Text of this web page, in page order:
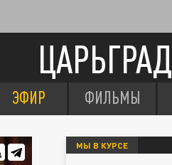
ЦАРЬГРАД
ЭФИР ФИЛЬМЫ
МЫ В КУРСЕ